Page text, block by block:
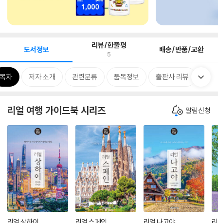
도서정보 리뷰/한줄평
5 배송/반품/교환
목차 저자 소개 관련분류 품목정보 출판사 리뷰
리얼 여행 가이드북 시리즈 알림신청